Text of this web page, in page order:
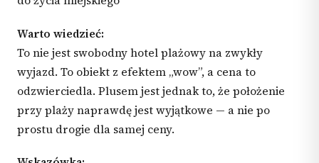
Warto wiedzieć:
To nie jest swobodny hotel plażowy na zwykły
wyjazd. To obiekt z efektem „wow”, a cena to
odzwierciedla. Plusem jest jednak to, że położenie
przy plaży naprawdę jest wyjątkowe — a nie po
prostu drogie dla samej ceny.